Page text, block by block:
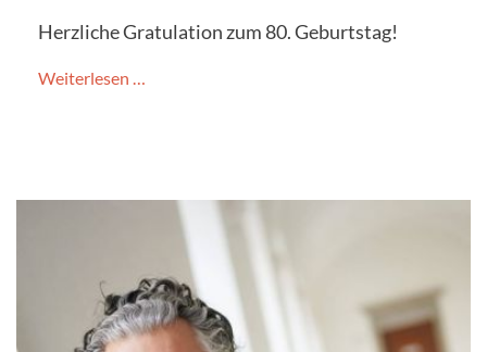
Herzliche Gratulation zum 80. Geburtstag!
Weiterlesen …